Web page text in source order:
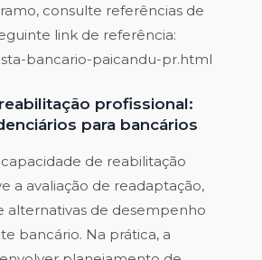
consulte referências de
link de referência:
bancario-paicandu-pr.html
profissional:
para bancários
de reabilitação
a avaliação de readaptação,
alternativas de desempenho
bancário. Na prática, a